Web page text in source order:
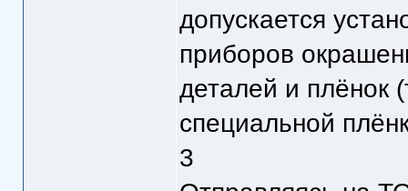
допускается
приборов
деталей и плёнок
специальной
3